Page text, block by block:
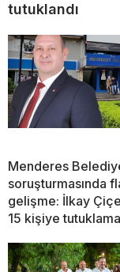
tutuklandı
Menderes
soruşturmasında
gelişme: İlkay
15 kişiye